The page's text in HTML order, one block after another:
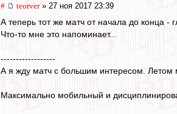
# teorver» 27 ноя 2017 23:39
А теперь тот же матч от начала до конца -
Что-то мне это напоминает...
------------------
А я жду матч с большим интересом. Летом
Максимально мобильный и